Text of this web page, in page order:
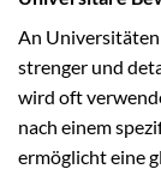
An
strenger und
wird oft
nach einem
ermöglicht eine